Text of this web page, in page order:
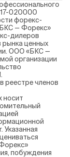
020000
форекс-
— Форекс»
дилеров
рынка ценных
ООО «БКС —
организации
реестре членов
носит
Указанная
побуждения